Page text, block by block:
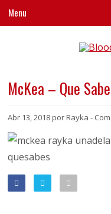
Menu
McKea – Que
Abr 13, 2018 por Rayka -